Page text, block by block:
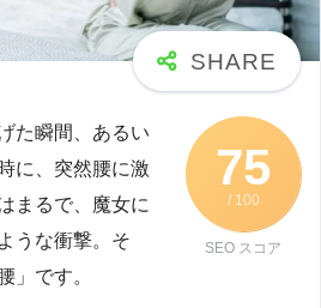
75
/ 100
SEO スコア
た瞬間、あるい
に、突然腰に激
まるで、魔女に
うな衝撃。そ
」です。